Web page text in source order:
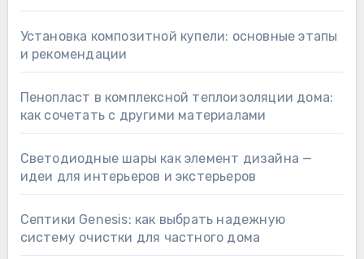
Установка композитной купели: основные этапы
и рекомендации
Пенопласт в комплексной теплоизоляции дома:
как сочетать с другими материалами
Светодиодные шары как элемент дизайна —
идеи для интерьеров и экстерьеров
Септики Genesis: как выбрать надежную
систему очистки для частного дома